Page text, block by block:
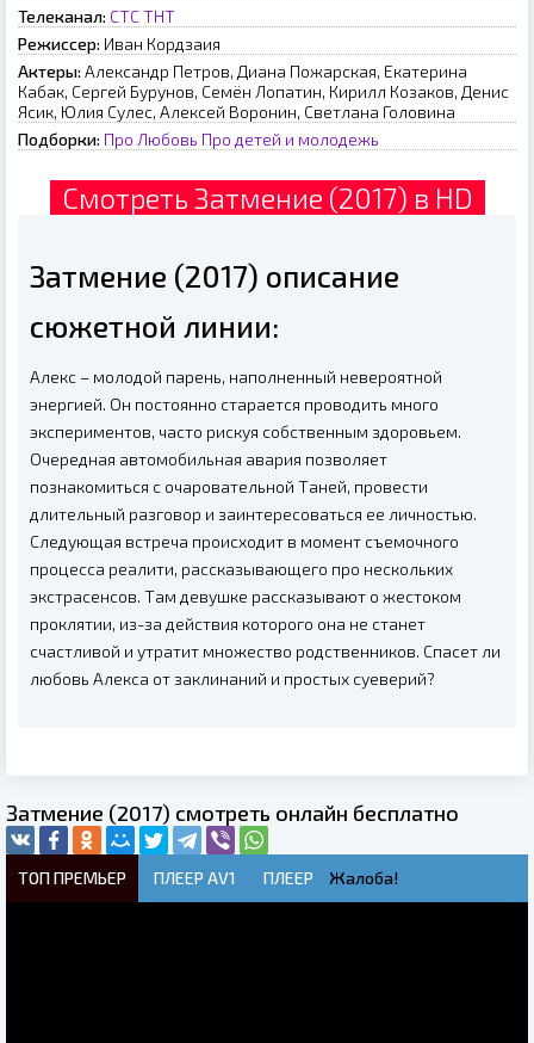
Телеканал: СТСТНТ
Режиссер: Иван Кордзаия
Актеры: Александр Петров, Диана Пожарская, Екатерина
Кабак, Сергей Бурунов, Семён Лопатин, Кирилл Козаков, Денис
Ясик, Юлия Сулес, Алексей Воронин, Светлана Головина
Подборки: Про Любовь Про детей и молодежь
Смотреть Затмение (2017) в HD
Затмение (2017) описание
сюжетной линии:
Алекс – молодой парень, наполненный невероятной
энергией. Он постоянно старается проводить много
экспериментов, часто рискуя собственным здоровьем.
Очередная автомобильная авария позволяет
познакомиться с очаровательной Таней, провести
длительный разговор и заинтересоваться ее личностью.
Следующая встреча происходит в момент съемочного
процесса реалити, рассказывающего про нескольких
экстрасенсов. Там девушке рассказывают о жестоком
проклятии, из-за действия которого она не станет
счастливой и утратит множество родственников. Спасет ли
любовь Алекса от заклинаний и простых суеверий?
Затмение (2017) смотреть онлайн бесплатно
ТОП ПРЕМЬЕР ПЛЕЕР AV1 ПЛЕЕР Жалоба!